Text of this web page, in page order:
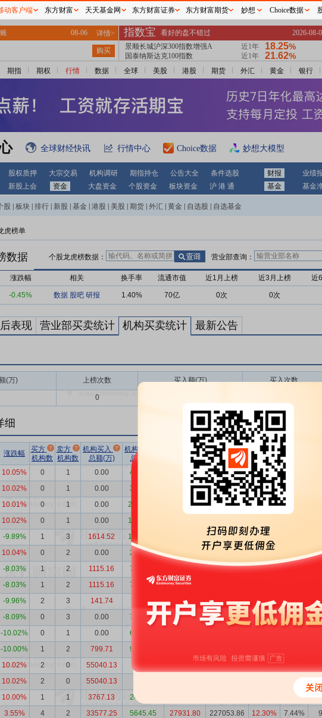
期指 期权 行情 数据 全球 美股 港股 期货 外汇 黄金 银行
全球财经快讯 行情中心 Choice数据 妙想大模型
股权质押 大宗交易 机构调研 期指持仓 公告大全 条件选股 财报 业绩
新股上会 资金 大盘资金 个股资金 板块资金 沪 港 通 基金 基金
股 板块 排行 新股 基金 港股 美股 期货 外汇 黄金 自选股 自选基金
虎榜单
数据 个股龙虎榜数据： 营业部查询：
涨跌幅 相关 换手率 流通市值 近1月上榜 近3月上榜 近
-0.45% 数据 股吧 研报 1.40% 70亿 0次 0次
表现 营业部买卖统计 机构买卖统计 最新公告
(万) 上榜次数 买入额(万) 买入次数
0
细
涨跌幅
买方
机构数
卖方
机构数
机构买入
总额(万)
机构卖出
总额(万)
机构买入
净额(万)
市场总
成交额(万)
净买额占
总成交比
10.05% 0 1 0.00 4490.00 -4490.00 96246.53 -4.67% 6.70%
10.02% 0 1 0.00 3458.05 -3458.05 140558.17 -2.46%
10.01% 0 1 0.00 27696.85 -27696.85 1169634.36 -2.37% 25.38%
10.02% 0 1 0.00 19510.40
-9.89% 1 3 1614.52 16691.92 66477.96 -22.68%
10.04% 0 2 0.00 2438.51 -2438.51 57427.25 -4.25%
-8.03% 1 2 1115.16 7781.21 -6666.05 105452.06 -6.32% 12.38%
-8.03% 1 2 1115.16 7781.21 -6666.05
-9.96% 2 3 141.74 861.49 -719.76 2163.82 -33.26% 0.23% 94
-8.09% 0 3 0.00 7459.35 -7459.35 47178.89 -15.81% 3.19%
-10.02% 0 1 0.00 6576.00
-10.00% 1 2 799.71 9807.59
10.02% 2 0 55040.13 0.00 22.79% 15.38%
10.02% 2 0 55040.13 15.38%
10.00% 1 1 3767.13 2436.06 1.03%
3.55% 4 2 33577.25 5645.45 27931.80 227053.86 12.30% 7.44%
动客户端 东方财富 天天基金网 东方财富证券 东方财富期货 妙想 Choice数据